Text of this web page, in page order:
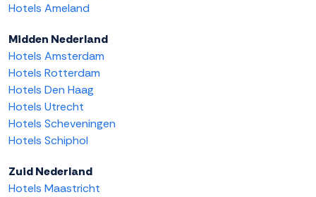
Hotels Ameland
Midden Nederland
Hotels Amsterdam
Hotels Rotterdam
Hotels Den Haag
Hotels Utrecht
Hotels Scheveningen
Hotels Schiphol
Zuid Nederland
Hotels Maastricht